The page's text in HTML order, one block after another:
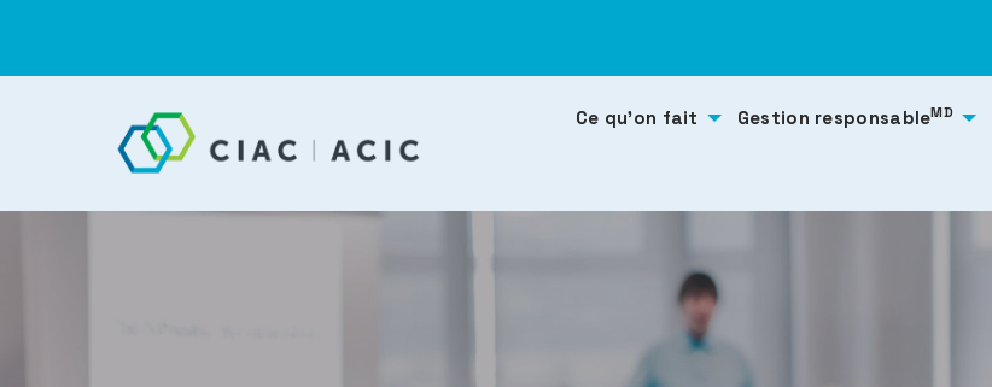
Ce qu’on fait Gestion responsableMD